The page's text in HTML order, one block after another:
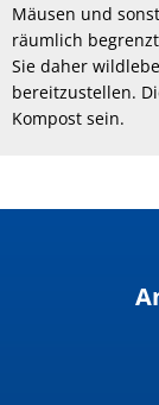
Mäusen und
räumlich
Sie daher
bereitzustellen.
Kompost sein.